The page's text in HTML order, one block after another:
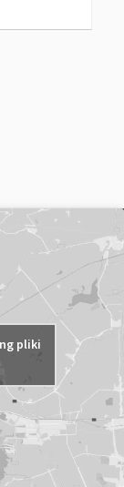
pliki